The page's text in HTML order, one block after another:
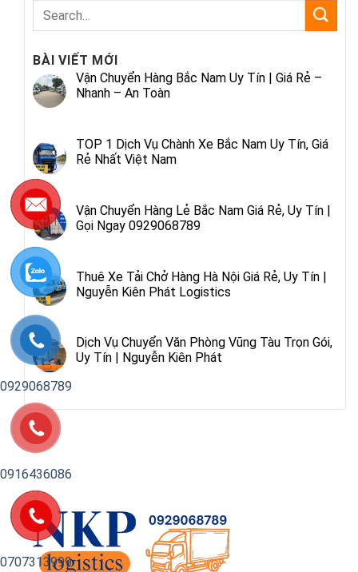
BÀI VIẾT MỚI
Vận Chuyển Hàng Bắc Nam Uy Tín | Giá Rẻ –
Nhanh – An Toàn
TOP 1 Dịch Vụ Chành Xe Bắc Nam Uy Tín, Giá
Rẻ Nhất Việt Nam
Vận Chuyển Hàng Lẻ Bắc Nam Giá Rẻ, Uy Tín |
Gọi Ngay 0929068789
Thuê Xe Tải Chở Hàng Hà Nội Giá Rẻ, Uy Tín |
Nguyễn Kiên Phát Logistics
Dịch Vụ Chuyển Văn Phòng Vũng Tàu Trọn Gói,
Uy Tín | Nguyễn Kiên Phát
0929068789
0916436086
0707313999